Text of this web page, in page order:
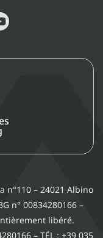
n°110 – 24021 Albino
n° 00834280166 –
libéré.
– TÉL : +39 035